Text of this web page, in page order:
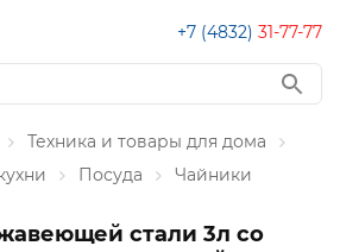
+7 (4832) 31-77-77
Техника и товары для дома
Посуда Чайники
стали 3л со